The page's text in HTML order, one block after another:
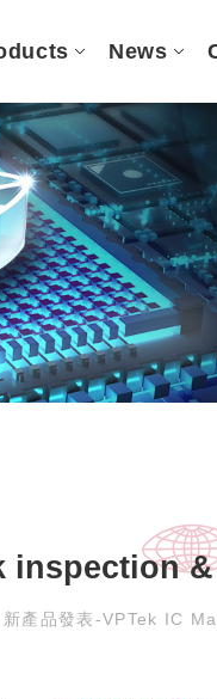
News
inspection
新產品發表-VPTek IC